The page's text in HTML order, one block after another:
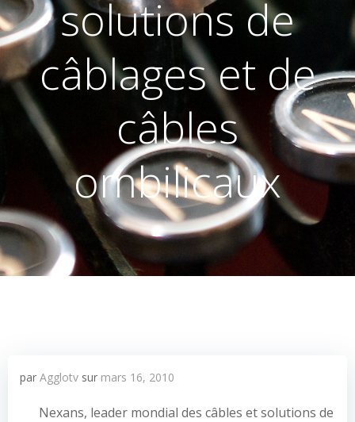
solutions de
câblages et de
câbles
ombilicaux
par Agglotv sur mars 16, 2010
Nexans, leader mondial des câbles et solutions de